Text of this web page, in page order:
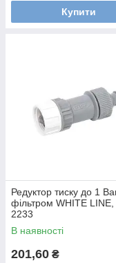
Купити
Редуктор тиску до 1
фільтром WHITE LINE,
2233
В наявності
201,60 ₴